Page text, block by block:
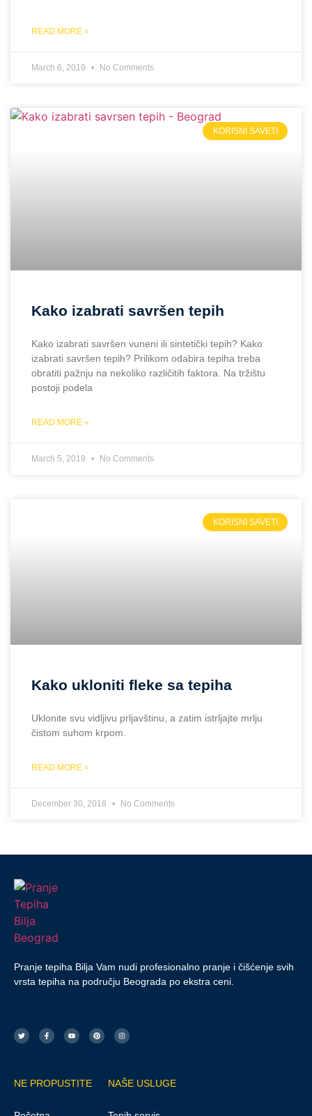
READ MORE »
March 6, 2019 No Comments
KORISNI SAVETI
Kako izabrati savršen tepih
Kako izabrati savršen vuneni ili sintetički tepih? Kako
izabrati savršen tepih? Prilikom odabira tepiha treba
obratiti pažnju na nekoliko različitih faktora. Na tržištu
postoji podela
READ MORE »
March 5, 2019 No Comments
KORISNI SAVETI
Kako ukloniti fleke sa tepiha
Uklonite svu vidljivu prljavštinu, a zatim istrljajte mrlju
čistom suhom krpom.
READ MORE »
December 30, 2018 No Comments
Pranje tepiha Bilja Vam nudi profesionalno pranje i čišćenje svih
vrsta tepiha na području Beograda po ekstra ceni.
NE PROPUSTITE NAŠE USLUGE